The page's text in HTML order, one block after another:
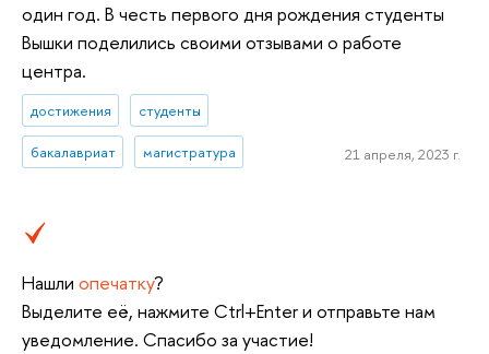
один год. В честь первого дня рождения студенты
Вышки поделились своими отзывами о работе
центра.
достижения студенты
бакалавриат магистратура 21 апреля, 2023 г.
Нашли опечатку?
Выделите её, нажмите Ctrl+Enter и отправьте нам
уведомление. Спасибо за участие!